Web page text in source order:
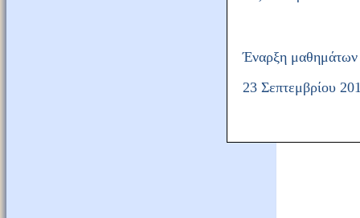
Έναρξη
23 Σεπτεμβρίου